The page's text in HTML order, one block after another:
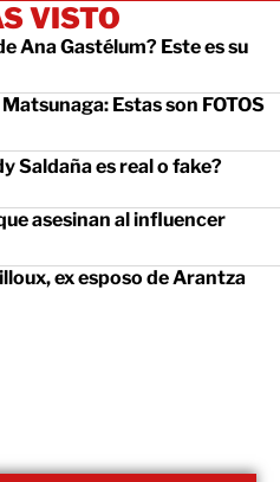
VISTO
Ana Gastélum? Este es su
Estas son FOTOS
Saldaña es real o fake?
asesinan al influencer
ex esposo de Arantza